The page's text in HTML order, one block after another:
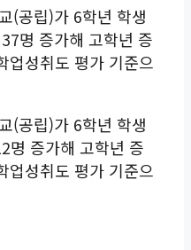
(공립)가 6학년 학생
명 증가해 고학년 증
업성취도 평가 기준으
(공립)가 6학년 학생
명 증가해 고학년 증
업성취도 평가 기준으